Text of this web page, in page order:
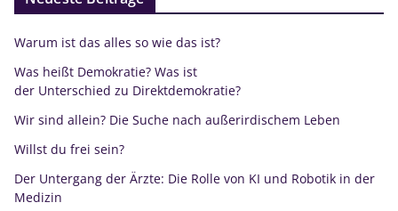
Warum ist das alles so wie das ist?
Was heißt Demokratie? Was ist
der Unterschied zu Direktdemokratie?
Wir sind allein? Die Suche nach außerirdischem Leben
Willst du frei sein?
Der Untergang der Ärzte: Die Rolle von KI und Robotik in der
Medizin